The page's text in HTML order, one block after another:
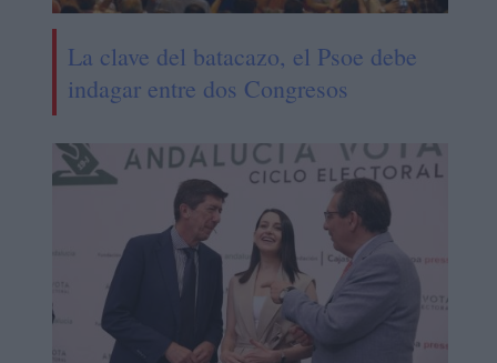
La clave del batacazo, el Psoe debe
indagar entre dos Congresos